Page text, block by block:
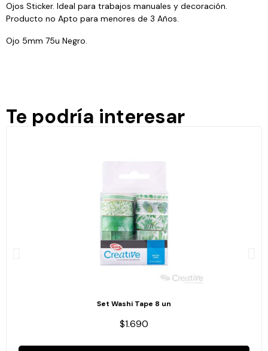
Ojos Sticker. Ideal para trabajos manuales y decoración.
Producto no Apto para menores de 3 Años.
Ojo 5mm 75u Negro.
Te podría interesar
Set Washi Tape 8 un
$1.690